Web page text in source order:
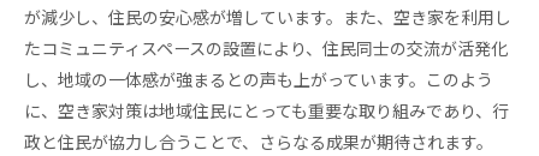
行政が推進する空き家対策の具体例
地域団体との協力体制の構築方法
住民と行政の信頼関係構築が鍵
空き家データベース構築の重要性
が減少し、住民の安心感が増しています。また、空き家を利用し
たコミュニティスペースの設置により、住民同士の交流が活発化
し、地域の一体感が強まるとの声も上がっています。このよう
に、空き家対策は地域住民にとっても重要な取り組みであり、行
政と住民が協力し合うことで、さらなる成果が期待されます。